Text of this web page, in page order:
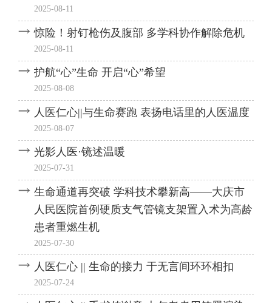
2025-08-11
惊险！射钉枪伤及腹部 多学科协作解除危机
2025-08-11
护航“心”生命 开启“心”希望
2025-08-08
人医仁心||与生命赛跑 表扬电话里的人医温度
2025-08-07
光影人医·镜述温暖
2025-07-31
生命通道再突破 学科技术攀新高——大庆市
人民医院首例硬质支气管镜支架置入术为高龄
患者重燃生机
2025-07-30
人医仁心 || 生命的接力 于无言间环环相扣
2025-07-24